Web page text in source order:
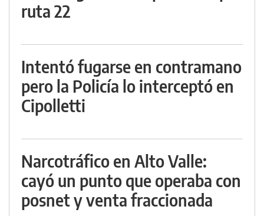
ruta 22
Intentó fugarse en contramano
pero la Policía lo interceptó en
Cipolletti
Narcotráfico en Alto Valle:
cayó un punto que operaba con
posnet y venta fraccionada